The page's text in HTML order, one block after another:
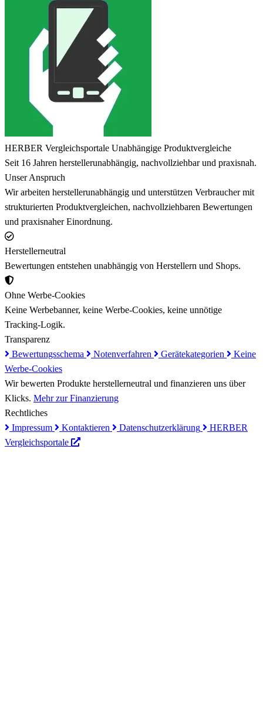
HERBER Vergleichsportale Unabhängige Produktvergleiche
Seit 16 Jahren herstellerunabhängig, nachvollziehbar und praxisnah.
Unser Anspruch
Wir arbeiten herstellerunabhängig und unterstützen Verbraucher mit
strukturierten Produktvergleichen, nachvollziehbaren Bewertungen
und praxisnaher Einordnung.
Herstellerneutral
Bewertungen entstehen unabhängig von Herstellern und Shops.
Ohne Werbe-Cookies
Keine Werbebanner, keine Werbe-Cookies, keine unnötige
Tracking-Logik.
Transparenz
Bewertungsschema
Notenverfahren Gerätekategorien
Keine
Werbe-Cookies
Wir bewerten Produkte herstellerneutral und finanzieren uns über
Klicks. Mehr zur Finanzierung
Rechtliches
Impressum
Kontaktieren Datenschutzerklärung
HERBER
Vergleichsportale